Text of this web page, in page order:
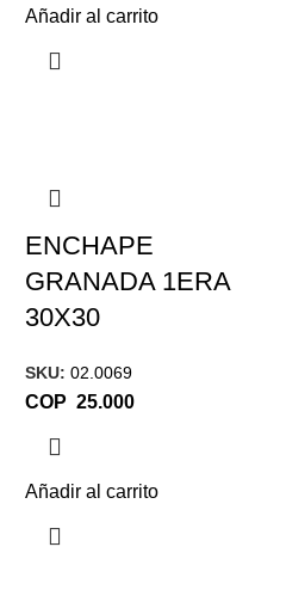
Añadir al carrito
ENCHAPE
GRANADA 1ERA
30X30
SKU: 02.0069
COP
Añadir al carrito